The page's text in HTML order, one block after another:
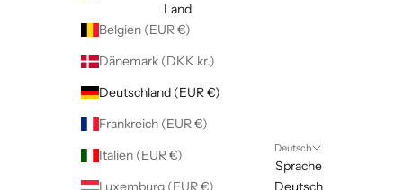
Land
Belgien (EUR €)
Dänemark (DKK kr.)
Deutschland (EUR €)
Frankreich (EUR €)
Italien (EUR €)
Luxemburg (EUR €)
Deutsch
Sprache
Deutsch